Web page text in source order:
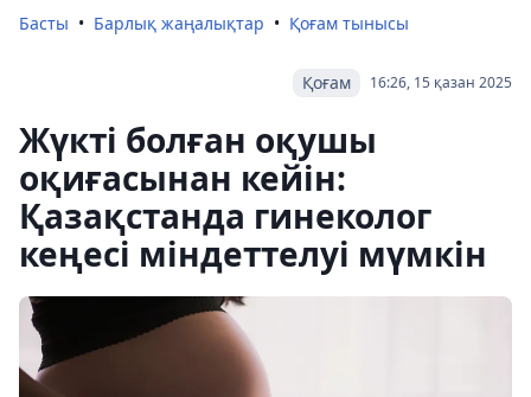
Басты Барлық жаңалықтар Қоғам тынысы
16:26, 15 қазан 2025
Қоғам
Жүкті болған оқушы
оқиғасынан кейін:
Қазақстанда гинеколог
кеңесі міндеттелуі мүмкін